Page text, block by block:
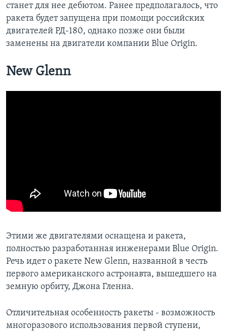
станет для нее дебютом. Ранее предполагалось, что
ракета будет запущена при помощи российских
двигателей РД-180, однако позже они были
заменены на двигатели компании Blue Origin.
New Glenn
Этими же двигателями оснащена и ракета,
полностью разработанная инженерами Blue Origin.
Речь идет о ракете New Glenn, названной в честь
первого американского астронавта, вышедшего на
земную орбиту, Джона Гленна.
Отличительная особенность ракеты - возможность
многоразового использования первой ступени,